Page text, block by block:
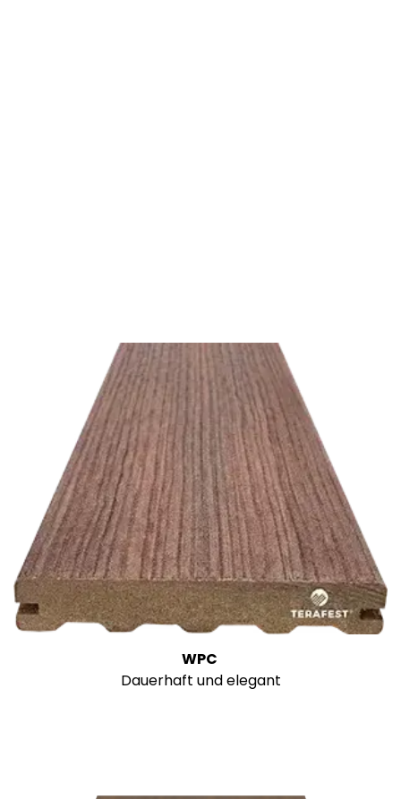
WPC
Dauerhaft und elegant